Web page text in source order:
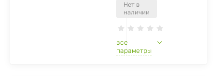
Нет в
наличии
все
параметры